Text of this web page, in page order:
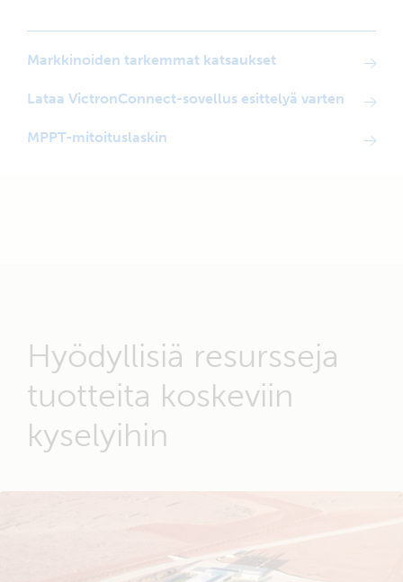
Markkinoiden tarkemmat katsaukset
Lataa VictronConnect-sovellus esittelyä varten
MPPT-mitoituslaskin
Hyödyllisiä resursseja
tuotteita koskeviin
kyselyihin